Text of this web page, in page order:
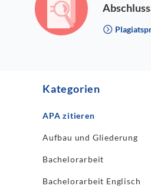
Kategorien
APA zitieren
Aufbau und Gliederung
Bachelorarbeit
Bachelorarbeit Englisch